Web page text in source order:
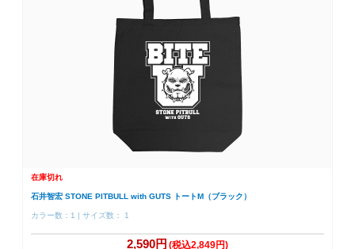
在庫切れ
石井智宏 STONE PITBULL with GUTS トートM（ブラック）
カラー数：1 | サイズ数： 1
2,590円 (税込2,849円)